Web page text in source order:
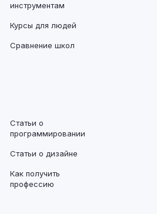
инструментам
Курсы для людей
Сравнение школ
Статьи о
программировании
Статьи о дизайне
Как получить
профессию